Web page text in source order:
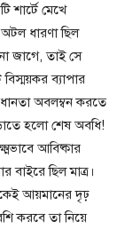
শার্টে মেখে
ধারণা ছিল
জাগে, তাই সে
ব্যাপার
অবলম্বন করতে
হলো শেষ অবধি!
আবিষ্কার
বাইরে ছিল মাত্র।
আয়মানের দৃঢ়
করবে তা নিয়ে